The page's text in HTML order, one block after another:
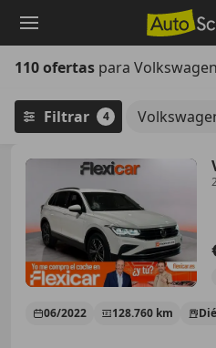
principal
110 ofertas para
Filtrar 4
06/2022 128.760 km